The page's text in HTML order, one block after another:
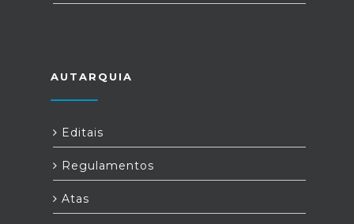
AUTARQUIA
Editais
Regulamentos
Atas